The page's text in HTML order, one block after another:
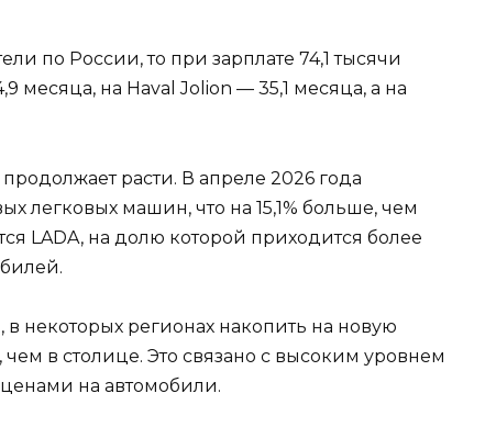
по России, то при зарплате 74,1 тысячи
месяца, на Haval Jolion — 35,1 месяца, а на
расти. В апреле 2026 года
легковых машин, что на 15,1% больше, чем
LADA, на долю которой приходится более
некоторых регионах накопить на новую
в столице. Это связано с высоким уровнем
на автомобили.